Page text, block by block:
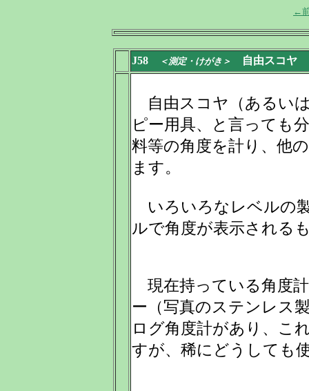
←
J58 ＜測定・けがき＞ 自由スコヤ
自由スコヤ（あるい
ピー用具、と言っても
料等の角度を計り、他
ます。
いろいろなレベルの
ルで角度が表示される
現在持っている角度
ー（写真のステンレス
ログ角度計があり、こ
すが、稀にどうしても